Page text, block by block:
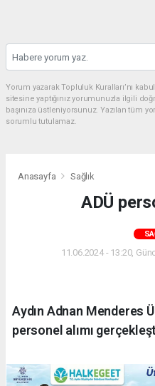
Yorum yazarak Topluluk Kuralları’nı
sitesine yaptığınız yorumunuzla ilgili
başınıza üstleniyorsunuz. Yazılan tüm
sorumlu tutulamaz.
Anasayfa Sağlık
ADÜ
11.06.2024 - 13:20,
Aydın Adnan Menderes
personel alımı